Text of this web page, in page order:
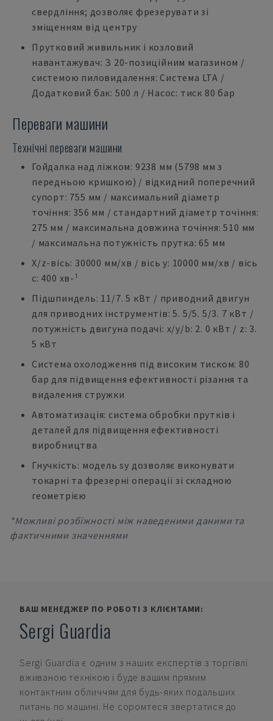
свердління; дозволяє фрезерувати зі
зміщенням від центру
Прутковий живильник і козловий
навантажувач: З 20-позиційним магазином /
системою пиловидалення: Система LTA /
Додатковий бак: 500 л / Насос: тиск 80 бар
Переваги машини
Технічні переваги машини
Гойдалка над ліжком: 9238 мм (5798 мм з
передньою кришкою) / відкидний поперечний
супорт: 755 мм / максимальний діаметр
точіння: 356 мм / стандартний діаметр точіння:
275 мм / максимальна довжина точіння: 510 мм
/ максимальна потужність прутка: 65 мм
X/z-вісь: 30000 мм/хв / вісь y: 10000 мм/хв / вісь
c: 400 хв-¹
Підшпиндель: 11/7. 5 кВт / приводний двигун
для приводних інструментів: 5. 5/5. 5/3. 7 кВт /
потужність двигуна подачі: x/y/b: 2. 0 кВт / z: 3.
5 кВт
Система охолодження під високим тиском: 80
бар для підвищення ефективності різання та
видалення стружки
Автоматизація: система обробки прутків і
деталей для підвищення ефективності
виробництва
Гнучкість: модель sy дозволяє виконувати
токарні та фрезерні операції зі складною
геометрією
*Можливі розбіжності між наведеними даними та
фактичними значеннями
ВАШ МЕНЕДЖЕР ПО РОБОТІ З КЛІЄНТАМИ:
Sergi Guardia
Sergi Guardia є одним з наших експертів з торгівлі
вживаною технікою і буде вашим прямим
контактним обличчям для будь-яких подальших
питань по машині. Не соромтеся звертатися до